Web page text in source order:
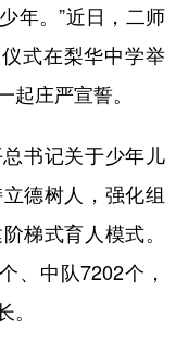
江西
湖南
西藏
宁夏
年。”近日，二师
式在梨华中学举
庄严宣誓。
书记关于少年儿
德树人，强化组
梯式育人模式。
、中队7202个，